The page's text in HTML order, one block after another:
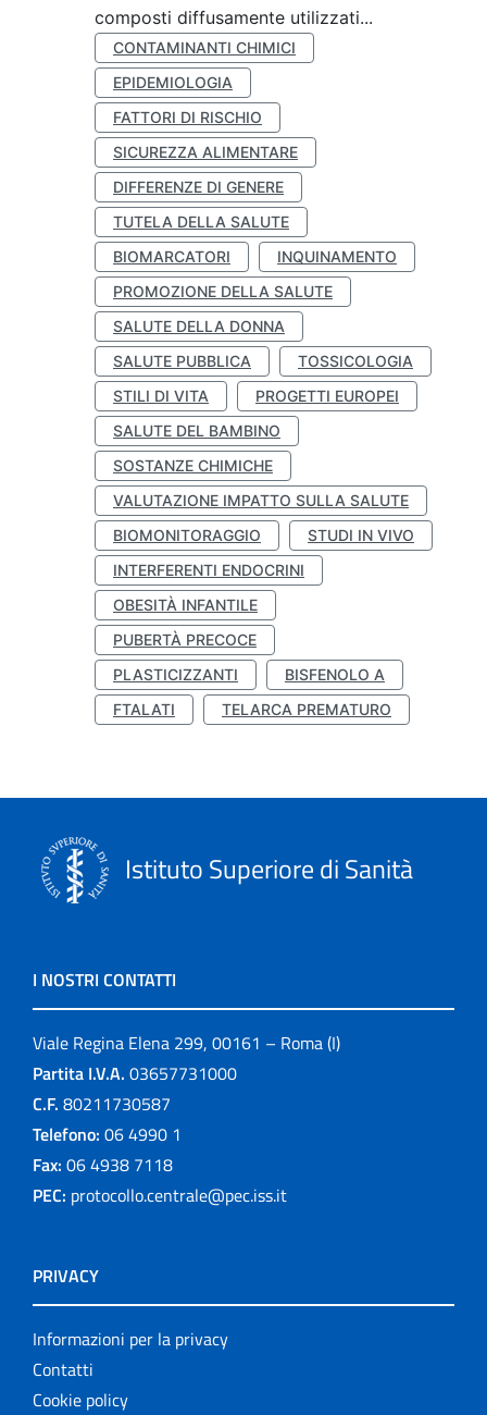
composti diffusamente utilizzati...
CONTAMINANTI CHIMICI
EPIDEMIOLOGIA
FATTORI DI RISCHIO
SICUREZZA ALIMENTARE
DIFFERENZE DI GENERE
TUTELA DELLA SALUTE
BIOMARCATORI
INQUINAMENTO
PROMOZIONE DELLA SALUTE
SALUTE DELLA DONNA
SALUTE PUBBLICA
TOSSICOLOGIA
STILI DI VITA
PROGETTI EUROPEI
SALUTE DEL BAMBINO
SOSTANZE CHIMICHE
VALUTAZIONE IMPATTO SULLA SALUTE
BIOMONITORAGGIO
STUDI IN VIVO
INTERFERENTI ENDOCRINI
OBESITÀ INFANTILE
PUBERTÀ PRECOCE
PLASTICIZZANTI
BISFENOLO A
FTALATI
TELARCA PREMATURO
Istituto Superiore di Sanità
I NOSTRI CONTATTI
Viale Regina Elena 299, 00161 – Roma (I)
Partita I.V.A. 03657731000
C.F. 80211730587
Telefono: 06 4990 1
Fax: 06 4938 7118
PEC: protocollo.centrale@pec.iss.it
PRIVACY
Informazioni per la privacy
Contatti
Cookie policy